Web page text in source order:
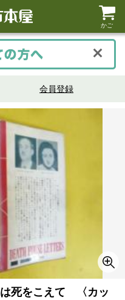
かご
会員登録
死をこえて 〈カッ